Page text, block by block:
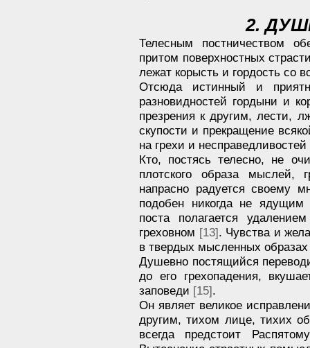
2.
Телесным постничеством
притом поверхностных
лежат корысть и гордость со
Отсюда истинный и
разновидностей гордыни и
презрения к другим, лести,
скупости и прекращение
на грехи и несправедливостей
Кто, постясь телесно, не
плотского образа мыслей,
напрасно радуется своему
подобен никогда не
поста полагается
греховном [13]. Чувства и
в твердых мысленных
Душевно постящийся
до его грехопадения,
заповеди [15].
Он являет великое
другим, тихом лице, тихих
всегда предстоит